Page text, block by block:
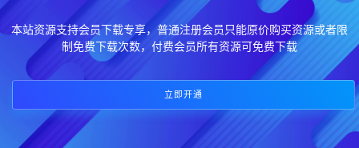
本站资源支持会员下载专享，普通注册会员只能原价购买资源或者限
制免费下载次数，付费会员所有资源可免费下载
立即开通